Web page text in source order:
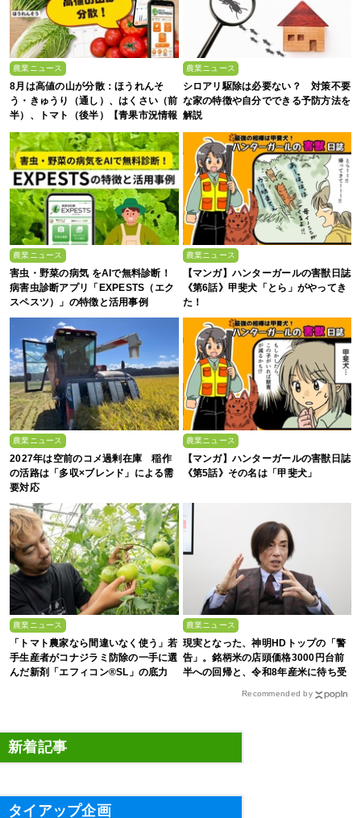
農業ニュース
8月は高値の山が分散：ほうれんそ
う・きゅうり（通し）、はくさい（前
半）、トマト（後半）【青果市況情報
アプリ「YAOYASAN」】
農業ニュース
シロアリ駆除は必要ない？ 対策不要
な家の特徴や自分でできる予防方法を
解説
農業ニュース
害虫・野菜の病気 をAIで無料診断！
病害虫診断アプリ「EXPESTS（エク
スペスツ）」の特徴と活用事例
農業ニュース
【マンガ】ハンターガールの害獣日誌
《第6話》甲斐犬「とら」がやってき
た！
農業ニュース
2027年は空前のコメ過剰在庫 稲作
の活路は「多収×ブレンド」による需
要対応
農業ニュース
【マンガ】ハンターガールの害獣日誌
《第5話》その名は「甲斐犬」
農業ニュース
「トマト農家なら間違いなく使う」若
手生産者がコナジラミ防除の一手に選
んだ新剤「エフィコン®SL」の底力
農業ニュース
現実となった、神明HDトップの「警
告」。銘柄米の店頭価格3000円台前
半への回帰と、令和8年産米に待ち受
Recommended by
新着記事
タイアップ企画